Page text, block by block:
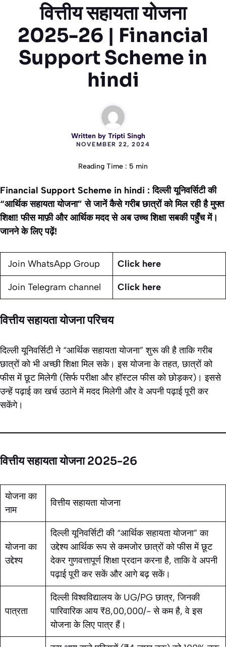
वित्तीय सहायता योजना
2025-26 | Financial
Support Scheme in
hindi
Written by Tripti Singh
NOVEMBER 22, 2024
Reading Time : 5 min
Financial Support Scheme in hindi : दिल्ली यूनिवर्सिटी की
“आर्थिक सहायता योजना” से जानें कैसे गरीब छात्रों को मिल रही है मुफ्त
शिक्षा! फीस माफ़ी और आर्थिक मदद से अब उच्च शिक्षा सबकी पहुँच में।
जानने के लिए पढ़ें!
Join WhatsApp Group Click here
Join Telegram channel Click here
वित्तीय सहायता योजना परिचय
दिल्ली यूनिवर्सिटी ने “आर्थिक सहायता योजना” शुरू की है ताकि गरीब
छात्रों को भी अच्छी शिक्षा मिल सके। इस योजना के तहत, छात्रों को
फीस में छूट मिलेगी (सिर्फ परीक्षा और हॉस्टल फीस को छोड़कर)। इससे
उन्हें पढ़ाई का खर्च उठाने में मदद मिलेगी और वे अपनी पढ़ाई पूरी कर
सकेंगे।
वित्तीय सहायता योजना 2025-26
योजना का
नाम
वित्तीय सहायता योजना
योजना का
उद्देश्य
दिल्ली यूनिवर्सिटी की “आर्थिक सहायता योजना” का
उद्देश्य आर्थिक रूप से कमजोर छात्रों को फीस में छूट
देकर गुणवत्तापूर्ण शिक्षा प्रदान करना है, ताकि वे अपनी
पढ़ाई पूरी कर सकें और आगे बढ़ सकें।
पात्रता
दिल्ली विश्वविद्यालय के UG/PG छात्र, जिनकी
पारिवारिक आय ₹8,00,000/- से कम है, वे इस
योजना के लिए पात्र हैं।